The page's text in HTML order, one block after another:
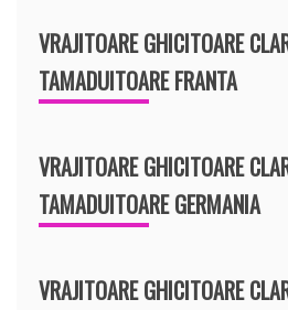
VRAJITOARE GHICITOARE
TAMADUITOARE FRANTA
VRAJITOARE GHICITOARE
TAMADUITOARE GERMANIA
VRAJITOARE GHICITOARE